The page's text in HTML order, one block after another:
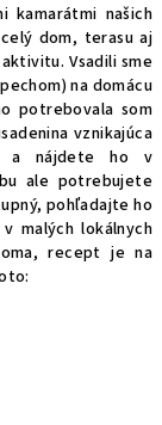
kamarátmi našich
dom, terasu aj
Vsadili sme
na domácu
potrebovala som
vznikajúca
a nájdete ho v
ale potrebujete
pohľadajte ho
malých lokálnych
recept je na